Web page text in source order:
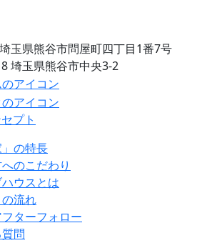
玉県熊谷市問屋町四丁目1番7号
埼玉県熊谷市中央3-2
プト
」の特長
のこだわり
ウスとは
流れ
ターフォロー
問